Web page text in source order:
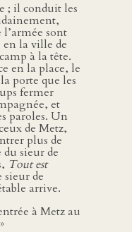
; il conduit les
sont
en la ville de
à la tête.
en la place, le
porte que les
fermer
et
paroles. Un
de Metz,
plus de
du sieur de
Tout est
sieur de
arrive.
à Metz au